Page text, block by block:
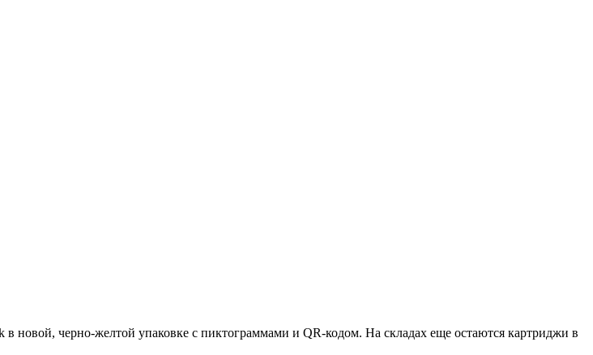
новой, черно-желтой упаковке с пиктограммами и QR-кодом. На складах еще остаются картриджи в